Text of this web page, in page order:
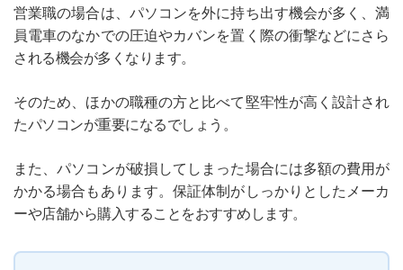
営業職の場合は、パソコンを外に持ち出す機会が多く、満
員電車のなかでの圧迫やカバンを置く際の衝撃などにさら
される機会が多くなります。
そのため、ほかの職種の方と比べて堅牢性が高く設計され
たパソコンが重要になるでしょう。
また、パソコンが破損してしまった場合には多額の費用が
かかる場合もあります。保証体制がしっかりとしたメーカ
ーや店舗から購入することをおすすめします。